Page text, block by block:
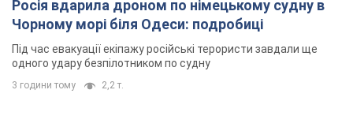
Росія вдарила дроном по німецькому судну в
Чорному морі біля Одеси: подробиці
Під час евакуації екіпажу російські терористи завдали ще
одного удару безпілотником по судну
3 години тому 2,2 т.